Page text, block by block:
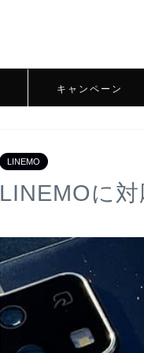
キャンペーン
LINEMO
LINEMOに